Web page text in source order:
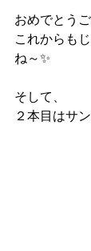
おめでとう
これからも
ね～✨
そして、
２本目はサ